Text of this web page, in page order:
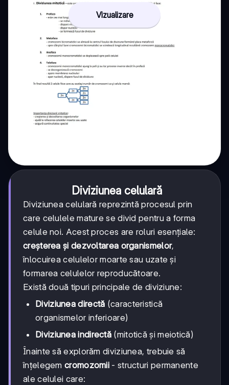
Vizualizare
Diviziunea celulară
Diviziunea celulară reprezintă procesul prin
care celulele mature se divid pentru a forma
celule noi. Acest proces are roluri esențiale:
creșterea și dezvoltarea organismelor,
înlocuirea celulelor moarte sau uzate și
formarea celulelor reproducătoare.
Există două tipuri principale de diviziune:
Diviziunea directă (caracteristică
organismelor inferioare)
Diviziunea indirectă (mitotică și meiotică)
Înainte să explorăm diviziunea, trebuie să
înțelegem cromozomii - structuri permanente
ale celulei care: